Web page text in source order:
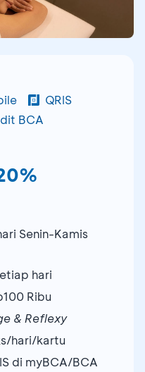
QRIS
BCA
Senin-Kamis
hari
Ribu
& Reflexy
hari/kartu
di myBCA/BCA